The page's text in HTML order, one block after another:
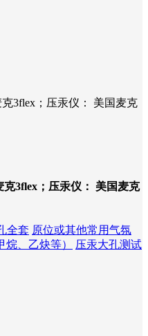
3flex；压汞仪： 美国麦克
克3flex；压汞仪： 美国麦克
全套 原位或其他常用气氛
烷、乙炔等）
压汞大孔测试